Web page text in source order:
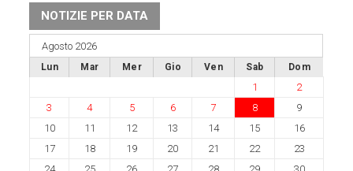
NOTIZIE PER DATA
Agosto 2026
Lun Mar Mer Gio Ven Sab Dom
1
2
3
4 5 6 7 8
9
10
11 12 13 14 15
16
17
18 19 20 21 22
23